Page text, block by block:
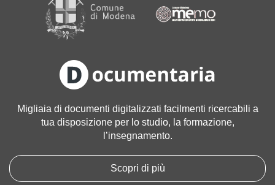
Migliaia di documenti digitalizzati facilmenti ricercabili a
tua disposizione per lo studio, la formazione,
l’insegnamento.
Scopri di più